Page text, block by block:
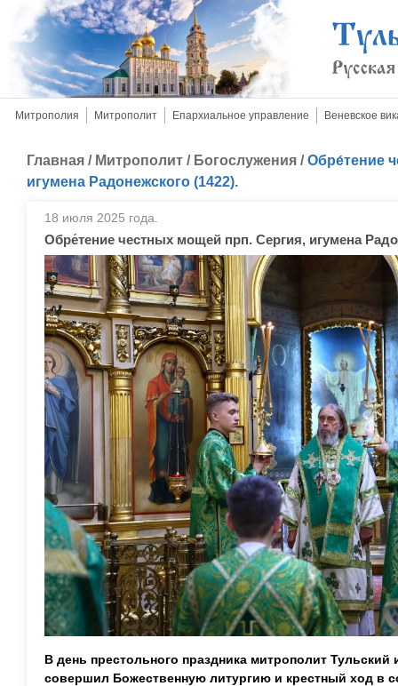
Митрополия Митрополит Епархиальное управление Веневское
Главная / Митрополит / Богослужения /Обре́тение
игумена Радонежского (1422).
18 июля 2025 года.
Обре́тение честных мощей прп. Сергия, игумена
В день престольного праздника митрополит
совершил Божественную литургию и крестный ход в